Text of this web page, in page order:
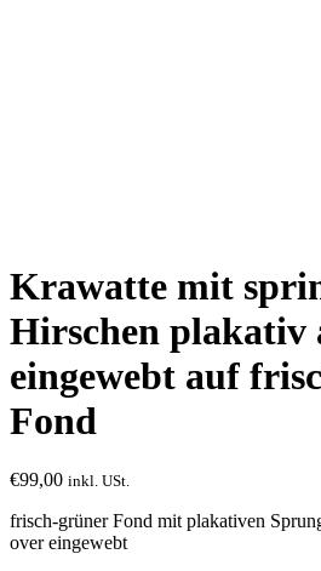
Krawatte mit
Hirschen plakativ
eingewebt auf
Fond
€99,00 inkl. USt.
frisch-grüner Fond mit plakativen
over eingewebt